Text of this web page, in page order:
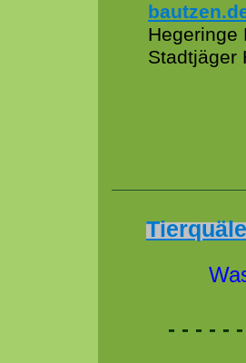
Hegeringe
Stadtjäger
- - - - -